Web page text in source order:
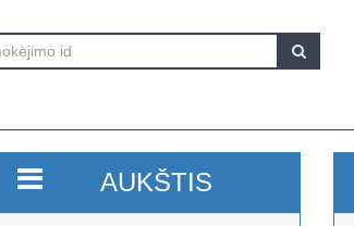
AUKŠTIS